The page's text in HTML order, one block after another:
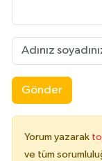
Gönder
Yorum yazarak
ve tüm